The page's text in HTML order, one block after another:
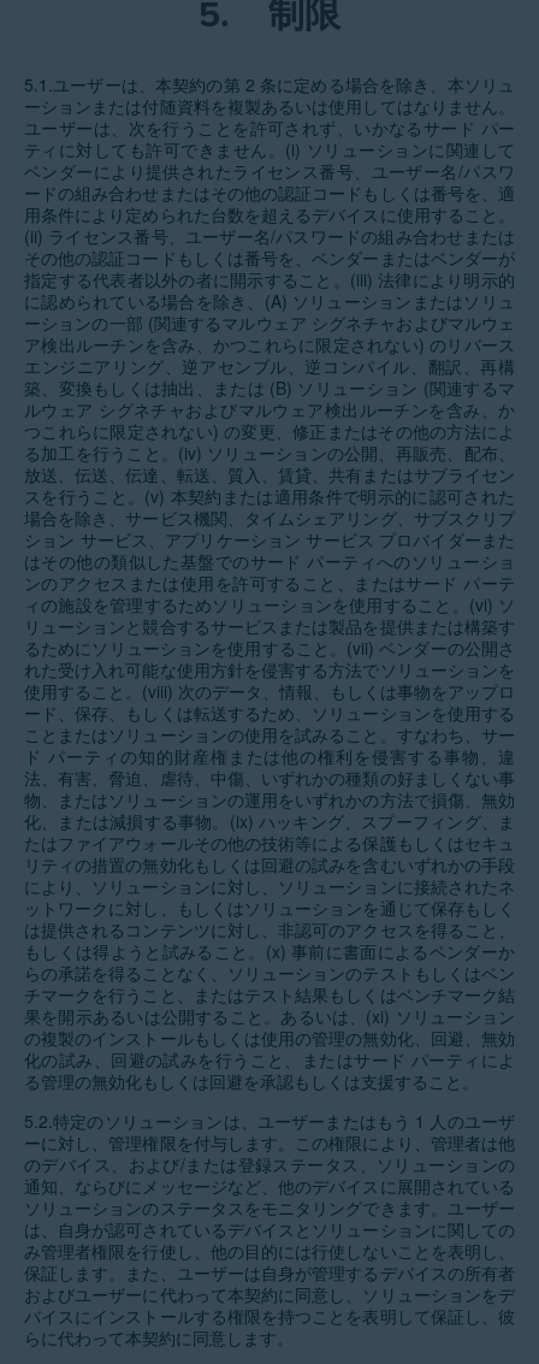
5. 制限
5.1.ユーザーは、本契約の第 2 条に定める場合を除き、本ソリュ
ーションまたは付随資料を複製あるいは使用してはなりません。
ユーザーは、次を行うことを許可されず、いかなるサード パー
ティに対しても許可できません。(i) ソリューションに関連して
ベンダーにより提供されたライセンス番号、ユーザー名/パスワ
ードの組み合わせまたはその他の認証コードもしくは番号を、適
用条件により定められた台数を超えるデバイスに使用すること。
(ii) ライセンス番号、ユーザー名/パスワードの組み合わせまたは
その他の認証コードもしくは番号を、ベンダーまたはベンダーが
指定する代表者以外の者に開示すること。(iii) 法律により明示的
に認められている場合を除き、(A) ソリューションまたはソリュ
ーションの一部 (関連するマルウェア シグネチャおよびマルウェ
ア検出ルーチンを含み、かつこれらに限定されない) のリバース
エンジニアリング、逆アセンブル、逆コンパイル、翻訳、再構
築、変換もしくは抽出、または (B) ソリューション (関連するマ
ルウェア シグネチャおよびマルウェア検出ルーチンを含み、か
つこれらに限定されない) の変更、修正またはその他の方法によ
る加工を行うこと。(iv) ソリューションの公開、再販売、配布、
放送、伝送、伝達、転送、質入、賃貸、共有またはサブライセン
スを行うこと。(v) 本契約または適用条件で明示的に認可された
場合を除き、サービス機関、タイムシェアリング、サブスクリプ
ション サービス、アプリケーション サービス プロバイダーまた
はその他の類似した基盤でのサード パーティへのソリューショ
ンのアクセスまたは使用を許可すること、またはサード パーテ
ィの施設を管理するためソリューションを使用すること。(vi) ソ
リューションと競合するサービスまたは製品を提供または構築す
るためにソリューションを使用すること。(vii) ベンダーの公開さ
れた受け入れ可能な使用方針を侵害する方法でソリューションを
使用すること。(viii) 次のデータ、情報、もしくは事物をアップロ
ード、保存、もしくは転送するため、ソリューションを使用する
ことまたはソリューションの使用を試みること。すなわち、サー
ド パーティの知的財産権または他の権利を侵害する事物、違
法、有害、脅迫、虐待、中傷、いずれかの種類の好ましくない事
物、またはソリューションの運用をいずれかの方法で損傷、無効
化、または減損する事物。(ix) ハッキング、スプーフィング、ま
たはファイアウォールその他の技術等による保護もしくはセキュ
リティの措置の無効化もしくは回避の試みを含むいずれかの手段
により、ソリューションに対し、ソリューションに接続されたネ
ットワークに対し、もしくはソリューションを通じて保存もしく
は提供されるコンテンツに対し、非認可のアクセスを得ること、
もしくは得ようと試みること。(x) 事前に書面によるベンダーか
らの承諾を得ることなく、ソリューションのテストもしくはベン
チマークを行うこと、またはテスト結果もしくはベンチマーク結
果を開示あるいは公開すること。あるいは、(xi) ソリューション
の複製のインストールもしくは使用の管理の無効化、回避、無効
化の試み、回避の試みを行うこと、またはサード パーティによ
る管理の無効化もしくは回避を承認もしくは支援すること。
5.2.特定のソリューションは、ユーザーまたはもう 1 人のユーザ
ーに対し、管理権限を付与します。この権限により、管理者は他
のデバイス、および/または登録ステータス、ソリューションの
通知、ならびにメッセージなど、他のデバイスに展開されている
ソリューションのステータスをモニタリングできます。ユーザー
は、自身が認可されているデバイスとソリューションに関しての
み管理者権限を行使し、他の目的には行使しないことを表明し、
保証します。また、ユーザーは自身が管理するデバイスの所有者
およびユーザーに代わって本契約に同意し、ソリューションをデ
バイスにインストールする権限を持つことを表明して保証し、彼
らに代わって本契約に同意します。